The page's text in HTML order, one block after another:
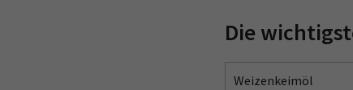
Die
Weizenkeimöl